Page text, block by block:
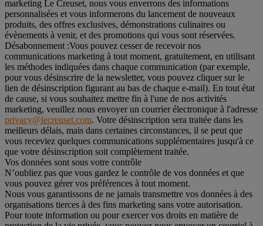
marketing Le Creuset, nous vous enverrons des informations
personnalisées et vous informerons du lancement de nouveaux
produits, des offres exclusives, démonstrations culinaires ou
évènements à venir, et des promotions qui vous sont réservées.
Désabonnement :Vous pouvez cesser de recevoir nos
communications marketing à tout moment, gratuitement, en utilisant
les méthodes indiquées dans chaque communication (par exemple,
pour vous désinscrire de la newsletter, vous pouvez cliquer sur le
lien de désinscription figurant au bas de chaque e-mail). En tout état
de cause, si vous souhaitez mettre fin à l'une de nos activités
marketing, veuillez nous envoyer un courrier électronique à l'adresse
privacy@lecreuset.com. Votre désinscription sera traitée dans les
meilleurs délais, mais dans certaines circonstances, il se peut que
vous receviez quelques communications supplémentaires jusqu'à ce
que votre désinscription soit complètement traitée.
Vos données sont sous votre contrôle
N’oubliez pas que vous gardez le contrôle de vos données et que
vous pouvez gérer vos préférences à tout moment.
Nous vous garantissons de ne jamais transmettre vos données à des
organisations tierces à des fins marketing sans votre autorisation.
Pour toute information ou pour exercer vos droits en matière de